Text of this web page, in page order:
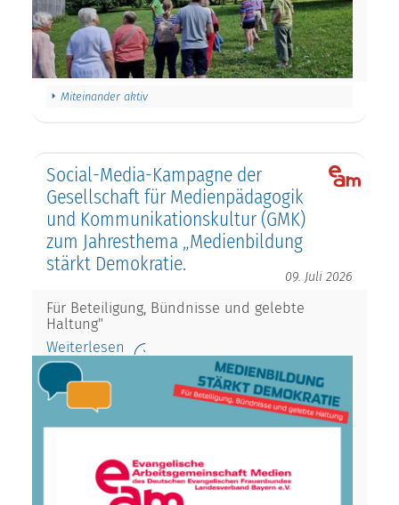
Miteinander aktiv
Social-Media-Kampagne der
Gesellschaft für Medienpädagogik
und Kommunikationskultur (GMK)
zum Jahresthema „Medienbildung
stärkt Demokratie.
09. Juli 2026
Für Beteiligung, Bündnisse und gelebte
Haltung"
Weiterlesen